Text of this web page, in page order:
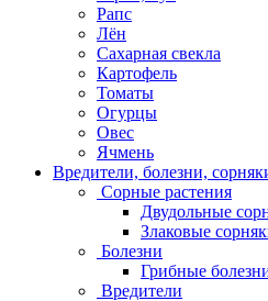
Рапс
Лён
Сахарная свекла
Картофель
Томаты
Огурцы
Овес
Ячмень
Вредители, болезни,
Сорные растения
Двудольные
Злаковые
Болезни
Грибные
Вредители